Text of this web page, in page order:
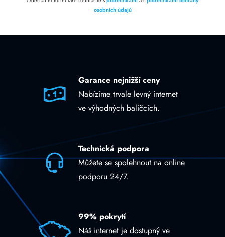
osobních údajů
Garance nejnižší ceny
Nabízíme trvale levný internet
ve výhodných balíčcích.
Technická podpora
Můžete se spolehnout na online
podporu 24/7.
99% pokrytí
Náš internet je dostupný ve